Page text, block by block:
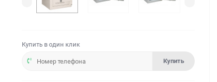
Купить в один клик
Купить